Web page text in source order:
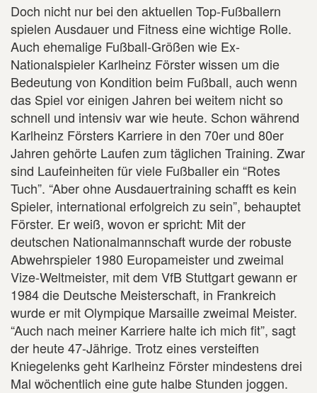
Doch nicht nur bei den aktuellen Top-Fußballern
spielen Ausdauer und Fitness eine wichtige Rolle.
Auch ehemalige Fußball-Größen wie Ex-
Nationalspieler Karlheinz Förster wissen um die
Bedeutung von Kondition beim Fußball, auch wenn
das Spiel vor einigen Jahren bei weitem nicht so
schnell und intensiv war wie heute. Schon während
Karlheinz Försters Karriere in den 70er und 80er
Jahren gehörte Laufen zum täglichen Training. Zwar
sind Laufeinheiten für viele Fußballer ein “Rotes
Tuch”. “Aber ohne Ausdauertraining schafft es kein
Spieler, international erfolgreich zu sein”, behauptet
Förster. Er weiß, wovon er spricht: Mit der
deutschen Nationalmannschaft wurde der robuste
Abwehrspieler 1980 Europameister und zweimal
Vize-Weltmeister, mit dem VfB Stuttgart gewann er
1984 die Deutsche Meisterschaft, in Frankreich
wurde er mit Olympique Marsaille zweimal Meister.
“Auch nach meiner Karriere halte ich mich fit”, sagt
der heute 47-Jährige. Trotz eines versteiften
Kniegelenks geht Karlheinz Förster mindestens drei
Mal wöchentlich eine gute halbe Stunden joggen.